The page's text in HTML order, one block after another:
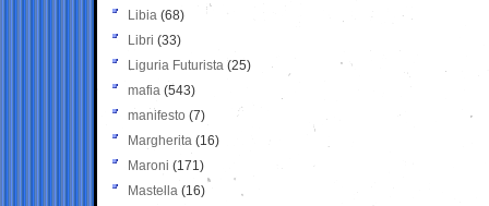
Libia (68)
Libri (33)
Liguria Futurista (25)
mafia (543)
manifesto (7)
Margherita (16)
Maroni (171)
Mastella (16)